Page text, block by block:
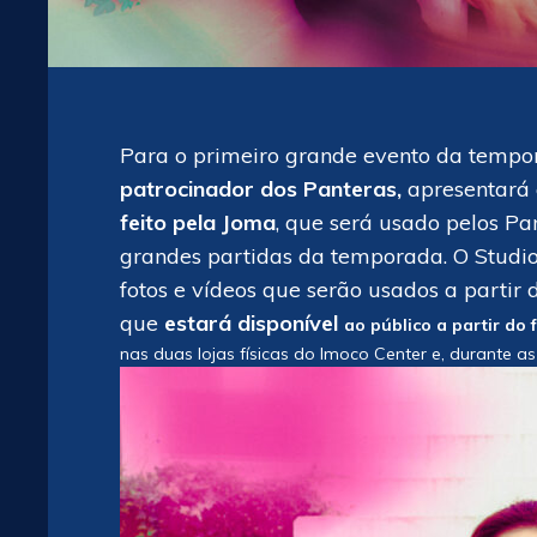
Para o primeiro grande evento da
patrocinador dos Panteras, apresentará
feito pela Joma, que será usado pelos
grandes partidas da temporada. O
fotos e vídeos que serão usados a partir
que estará disponível ao público a partir do
nas duas lojas físicas do Imoco Center e, durante